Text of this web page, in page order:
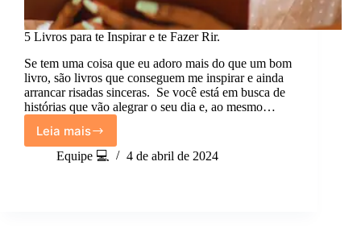
5 Livros para te Inspirar e te Fazer Rir.
Se tem uma coisa que eu adoro mais do que um bom
livro, são livros que conseguem me inspirar e ainda
arrancar risadas sinceras. Se você está em busca de
histórias que vão alegrar o seu dia e, ao mesmo…
Leia mais
5
Livros
para
Equipe 💻 4 de abril de 2024